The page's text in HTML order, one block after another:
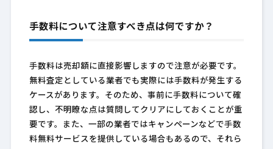
手数料について注意すべき点は何ですか？
手数料は売却額に直接影響しますので注意が必要です。
無料査定としている業者でも実際には手数料が発生する
ケースがあります。そのため、事前に手数料について確
認し、不明瞭な点は質問してクリアにしておくことが重
要です。また、一部の業者ではキャンペーンなどで手数
料無料サービスを提供している場合もあるので、それら